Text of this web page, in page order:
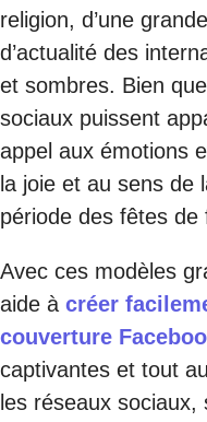
religion, d’une
d’actualité des
et sombres. Bien
sociaux puissent
appel aux émotions
la joie et au sens de
période des fêtes de
Avec ces modèles
aide à créer
couverture
captivantes et tout
les réseaux